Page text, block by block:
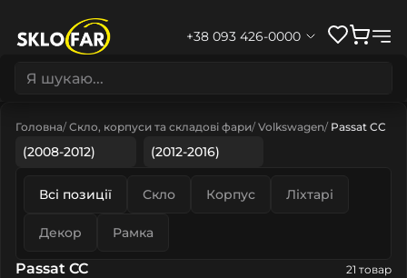
+38 093 426-0000
Головна Скло, корпуси та складові фари Volkswagen Passat CC
(2008-2012) (2012-2016)
Всі позиції Скло Корпус Ліхтарі
Декор Рамка
Passat CC 21 товар